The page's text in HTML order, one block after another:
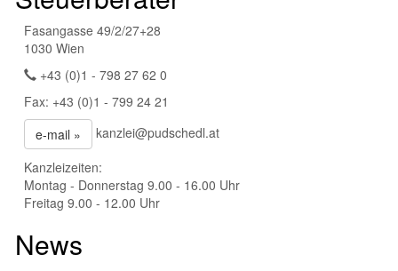
Fasangasse 49/2/27+28
1030 Wien
+43 (0)1 - 798 27 62 0
Fax: +43 (0)1 - 799 24 21
e-mail »
kanzlei@pudschedl.at
Kanzleizeiten:
Montag - Donnerstag 9.00 - 16.00 Uhr
Freitag 9.00 - 12.00 Uhr
News